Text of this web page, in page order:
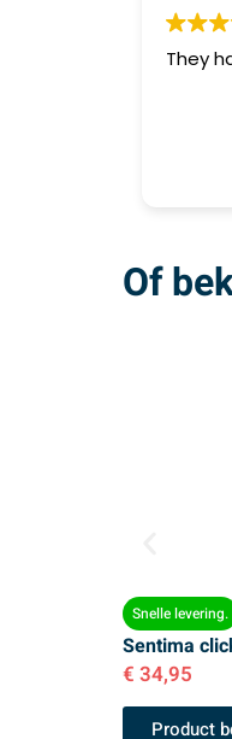
They
Of
Snelle levering.
Sentima
€ 34,95
Product